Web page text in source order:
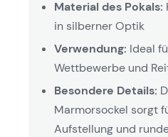
Material des Pokals:
in silberner Optik
Verwendung: Ideal
Wettbewerbe und
Besondere Details:
Marmorsockel sorgt
Aufstellung und